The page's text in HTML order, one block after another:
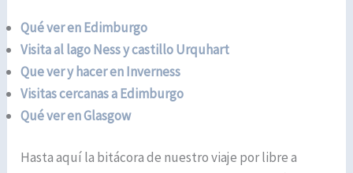
Qué ver en Edimburgo
Visita al lago Ness y castillo Urquhart
Que ver y hacer en Inverness
Visitas cercanas a Edimburgo
Qué ver en Glasgow
Hasta aquí la bitácora de nuestro viaje por libre a